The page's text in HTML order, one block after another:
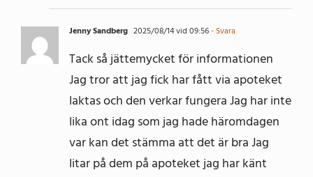
Jenny Sandberg 2025/08/14 vid 09:56- Svara
Tack så jättemycket för informationen
Jag tror att jag fick har fått via apoteket
laktas och den verkar fungera Jag har inte
lika ont idag som jag hade häromdagen
var kan det stämma att det är bra Jag
litar på dem på apoteket jag har känt